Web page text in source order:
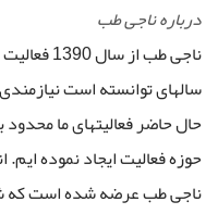
درباره ناجی طب
ناجی طب
سالهای توانسته است
حال حاضر فعالیتهای ما
حوزه فعالیت ایجاد نموده
ناجی طب عرضه شده است که